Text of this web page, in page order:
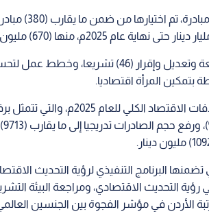
ويتضمن البرنامج مراجعة وتعديل وإقرار
بتمكين المرأة اقتصاديا.
ويحدد البرنامج مستهدفات
تضمنها البرنامج التنفيذي لرؤية التحديث
رؤية التحديث الاقتصادي، ومراجعة البيئة
في مؤشر الفجوة بين الجنسين